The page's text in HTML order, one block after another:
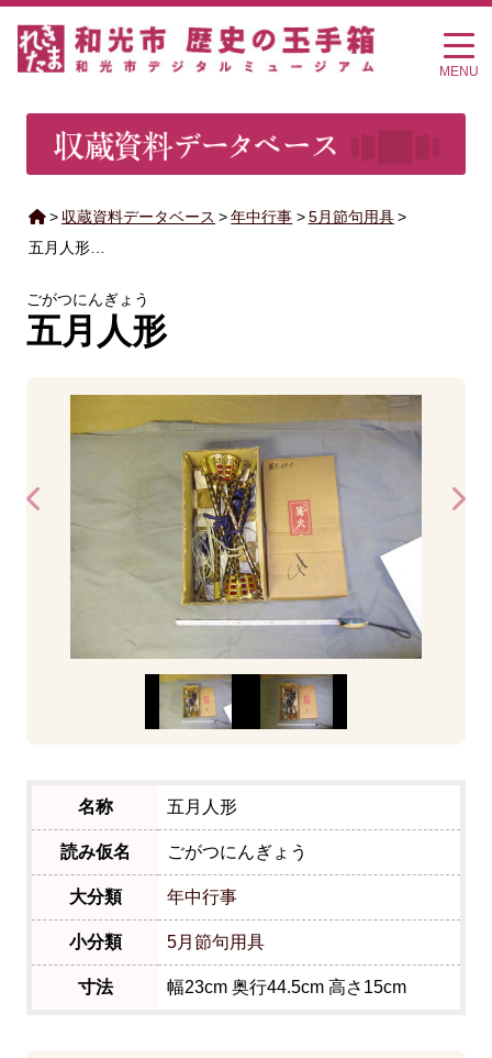
MENU
> 収蔵資料データベース > 年中行事 > 5月節句用具 >
五月人形…
ごがつにんぎょう
五月人形
名称 五月人形
読み仮名 ごがつにんぎょう
大分類 年中行事
小分類 5月節句用具
寸法 幅23cm 奥行44.5cm 高さ15cm